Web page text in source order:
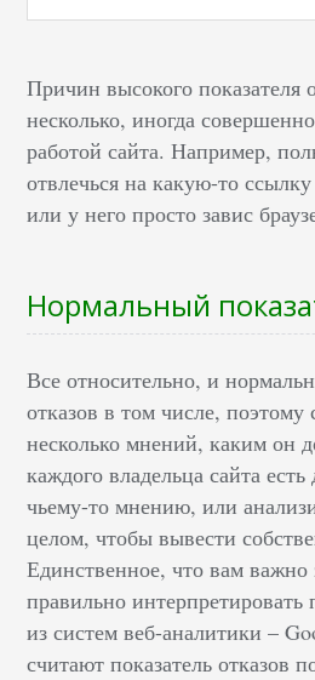
Причин высокого показателя
несколько, иногда
работой сайта. Например,
отвлечься на какую-то
или у него просто завис
Нормальный
Все относительно, и
отказов в том числе, поэтому
несколько мнений, каким он
каждого владельца сайта
чьему-то мнению, или
целом, чтобы вывести
Единственное, что вам важно
правильно
из систем веб-аналитики –
считают показатель отказов